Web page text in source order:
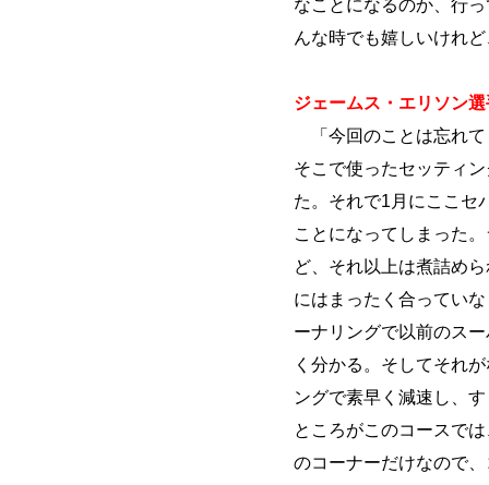
なことになるのか、行
んな時でも嬉しいけれ
ジェームス・エリソン
「今回のことは忘れて
そこで使ったセッティ
た。それで1月にここセ
ことになってしまった
ど、それ以上は煮詰め
にはまったく合ってい
ーナリングで以前のス
く分かる。そしてそれ
ングで素早く減速し、
ところがこのコースで
のコーナーだけなので